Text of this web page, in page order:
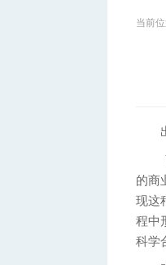
当前位
出
商
的商
现这
程中
科学